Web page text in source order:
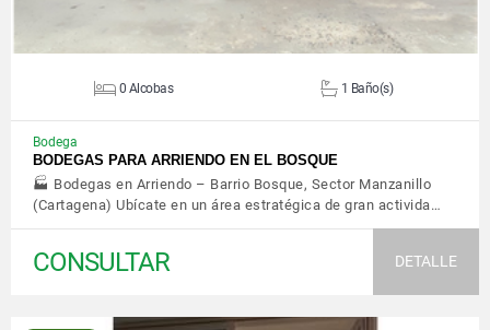
0 Alcobas 1 Baño(s)
Bodega
BODEGAS PARA ARRIENDO EN EL BOSQUE
🏭 Bodegas en Arriendo – Barrio Bosque, Sector Manzanillo
(Cartagena) Ubícate en un área estratégica de gran activida…
CONSULTAR DETALLE